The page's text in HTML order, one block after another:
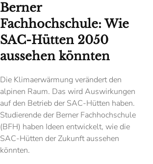
Berner
Fachhochschule: Wie
SAC-Hütten 2050
aussehen könnten
Die Klimaerwärmung verändert den
alpinen Raum. Das wird Auswirkungen
auf den Betrieb der SAC-Hütten haben.
Studierende der Berner Fachhochschule
(BFH) haben Ideen entwickelt, wie die
SAC-Hütten der Zukunft aussehen
könnten.